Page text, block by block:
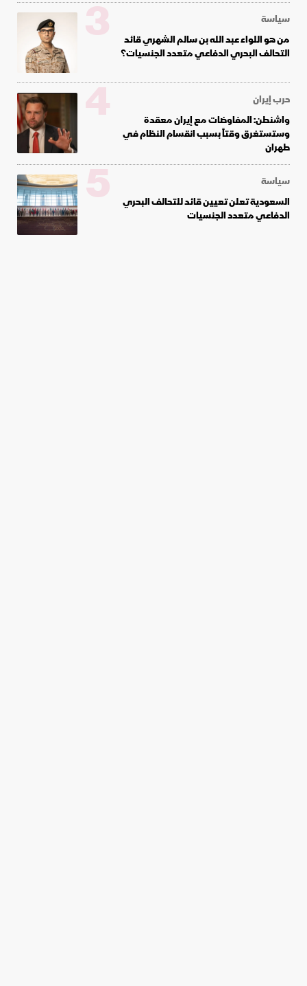
سياسة
من هو اللواء عبد الله بن سالم الشهري قائد
التحالف البحري الدفاعي متعدد الجنسيات؟
3
حرب إيران
واشنطن: المفاوضات مع إيران معقدة
وستستغرق وقتاً بسبب انقسام النظام في
طهران
4
سياسة
السعودية تعلن تعيين قائد للتحالف البحري
الدفاعي متعدد الجنسيات
5